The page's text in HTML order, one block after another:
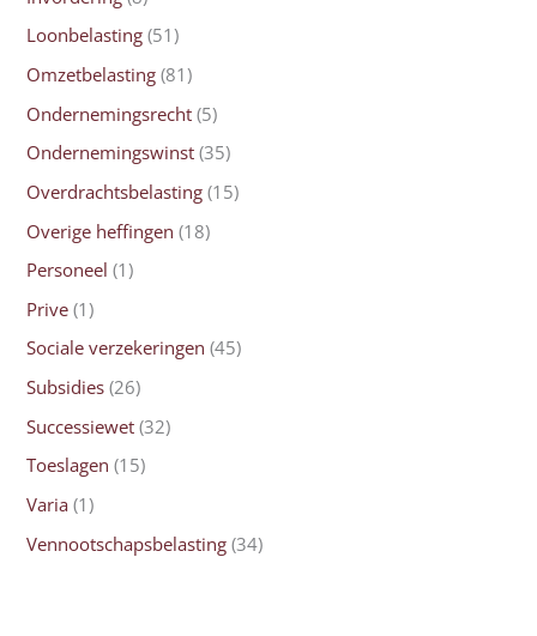
Loonbelasting (51)
Omzetbelasting (81)
Ondernemingsrecht (5)
Ondernemingswinst (35)
Overdrachtsbelasting (15)
Overige heffingen (18)
Personeel (1)
Prive (1)
Sociale verzekeringen (45)
Subsidies (26)
Successiewet (32)
Toeslagen (15)
Varia (1)
Vennootschapsbelasting (34)